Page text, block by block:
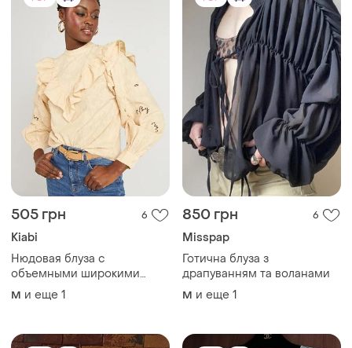
505 грн 6
Kiabi
Нюдовая блуза с
объемными широкими
рукавами и вышивкой
M и еще 1
850 грн 6
Misspap
Готична блуза з
драпуванням та воланами
M и еще 1